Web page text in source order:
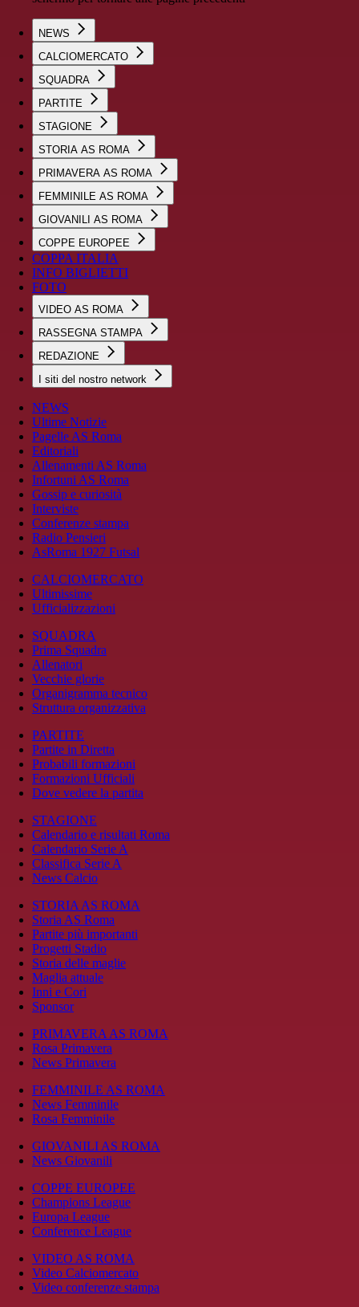
NEWS
CALCIOMERCATO
SQUADRA
PARTITE
STAGIONE
STORIA AS ROMA
PRIMAVERA AS ROMA
FEMMINILE AS ROMA
GIOVANILI AS ROMA
COPPE EUROPEE
COPPA ITALIA
INFO BIGLIETTI
FOTO
VIDEO AS ROMA
RASSEGNA STAMPA
REDAZIONE
I siti del nostro network
NEWS
Ultime Notizie
Pagelle AS Roma
Editoriali
Allenamenti AS Roma
Infortuni AS Roma
Gossip e curiosità
Interviste
Conferenze stampa
Radio Pensieri
AsRoma 1927 Futsal
CALCIOMERCATO
Ultimissime
Ufficializzazioni
SQUADRA
Prima Squadra
Allenatori
Vecchie glorie
Organigramma tecnico
Struttura organizzativa
PARTITE
Partite in Diretta
Probabili formazioni
Formazioni Ufficiali
Dove vedere la partita
STAGIONE
Calendario e risultati Roma
Calendario Serie A
Classifica Serie A
News Calcio
STORIA AS ROMA
Storia AS Roma
Partite più importanti
Progetti Stadio
Storia delle maglie
Maglia attuale
Inni e Cori
Sponsor
PRIMAVERA AS ROMA
Rosa Primavera
News Primavera
FEMMINILE AS ROMA
News Femminile
Rosa Femminile
GIOVANILI AS ROMA
News Giovanili
COPPE EUROPEE
Champions League
Europa League
Conference League
VIDEO AS ROMA
Video Calciomercato
Video conferenze stampa